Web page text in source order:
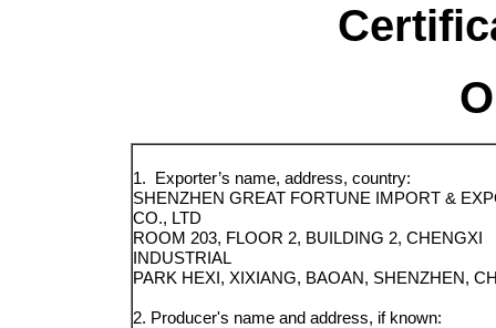
1. Exporter’s name, address, country:
SHENZHEN GREAT FORTUNE IMPORT &
CO., LTD
ROOM 203, FLOOR 2, BUILDING 2, CHENGXI
INDUSTRIAL
PARK HEXI, XIXIANG, BAOAN, SHENZHEN,
2. Producer's name and address, if known: